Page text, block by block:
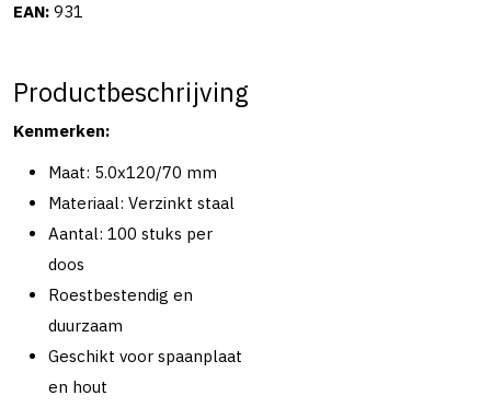
EAN: 931
Productbeschrijving
Kenmerken:
Maat: 5.0x120/70 mm
Materiaal: Verzinkt staal
Aantal: 100 stuks per
doos
Roestbestendig en
duurzaam
Geschikt voor spaanplaat
en hout